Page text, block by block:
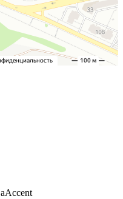
aAccent